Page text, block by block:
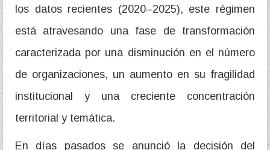
los datos recientes (2020–2025), este régimen
está atravesando una fase de transformación
caracterizada por una disminución en el número
de organizaciones, un aumento en su fragilidad
institucional y una creciente concentración
territorial y temática.
En días pasados se anunció la decisión del